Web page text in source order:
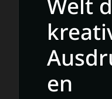
Welt
en